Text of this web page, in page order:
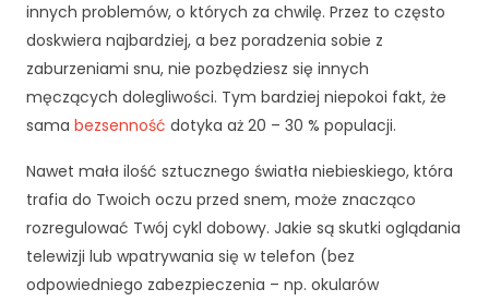
innych problemów, o których za chwilę. Przez to często
doskwiera najbardziej, a bez poradzenia sobie z
zaburzeniami snu, nie pozbędziesz się innych
męczących dolegliwości. Tym bardziej niepokoi fakt, że
sama bezsenność dotyka aż 20 – 30 % populacji.
Nawet mała ilość sztucznego światła niebieskiego, która
trafia do Twoich oczu przed snem, może znacząco
rozregulować Twój cykl dobowy. Jakie są skutki oglądania
telewizji lub wpatrywania się w telefon (bez
odpowiedniego zabezpieczenia – np. okularów